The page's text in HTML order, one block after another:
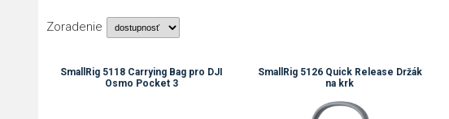
Zoradenie
SmallRig 5118 Carrying Bag pro DJI
Osmo Pocket 3
SmallRig 5126 Quick Release Držák
na krk